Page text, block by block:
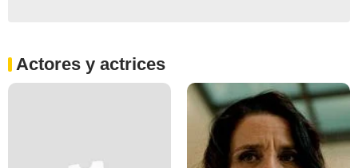
Actores y actrices